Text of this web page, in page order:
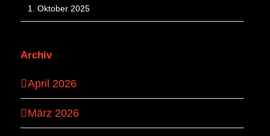
1. Oktober 2025
Archiv
April 2026
März 2026